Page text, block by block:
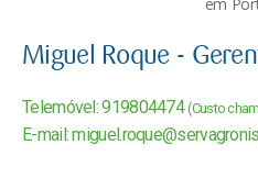
Miguel Roque -
Telemóvel: 919804474(Custo
E-mail: